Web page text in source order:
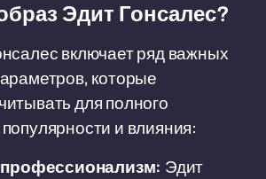
Эдит Гонсалес?
включает ряд важных
которые
для полного
и влияния:
Эдит